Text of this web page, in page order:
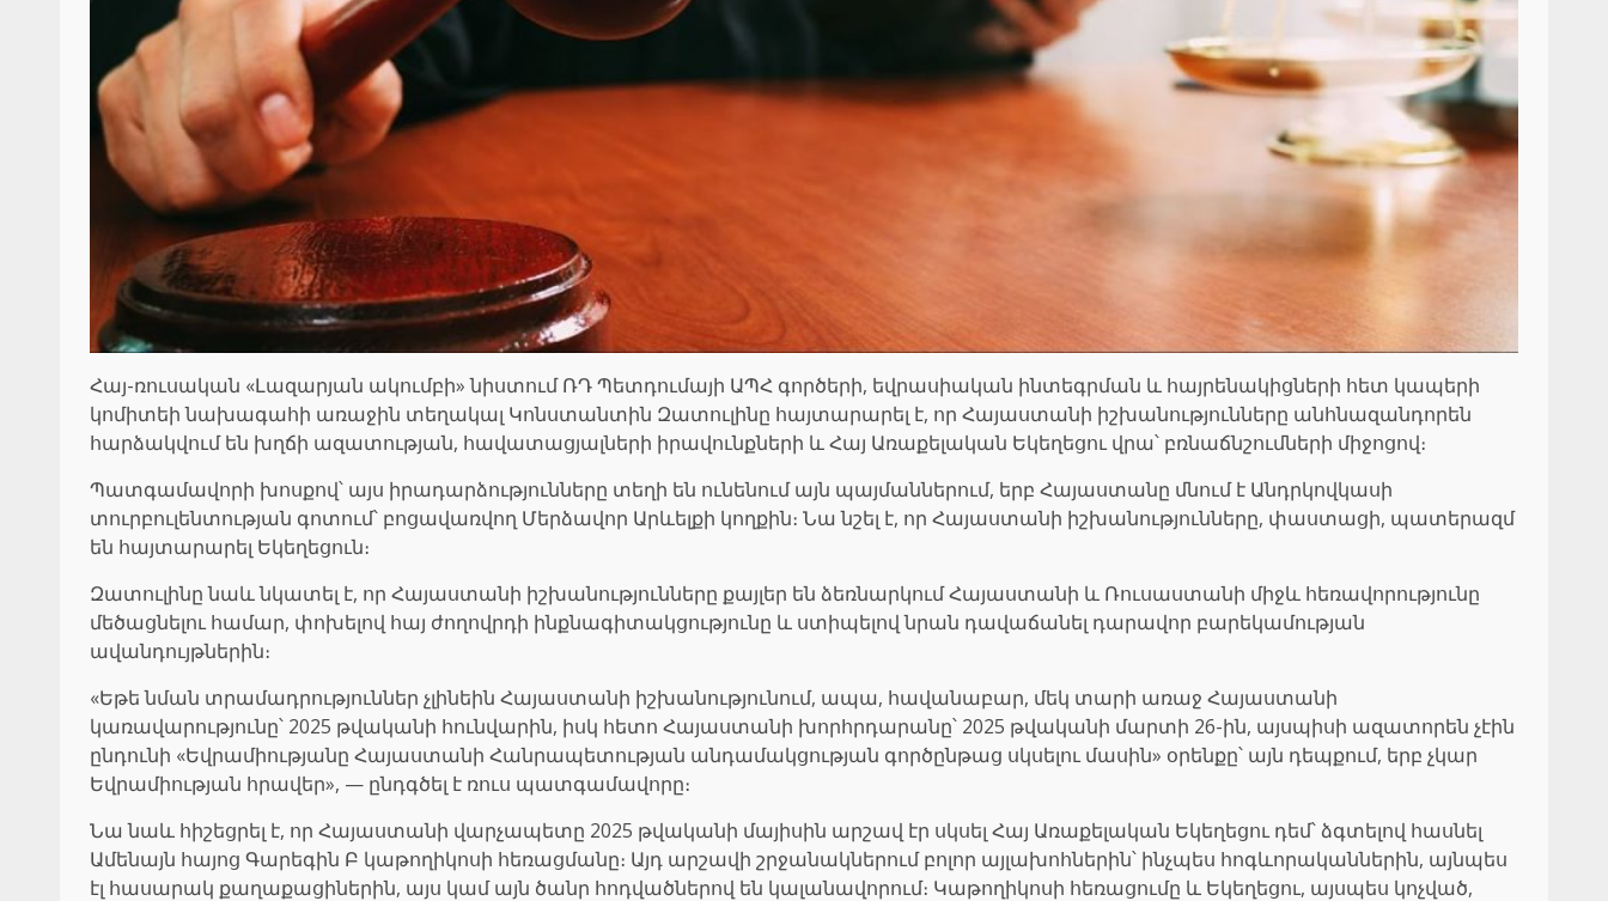
Հայ-ռուսական «Լազարյան ակումբի» նիստում ՌԴ Պետդումայի ԱՊՀ գործերի, եվրասիական ինտեգրման և հայրենակիցների հետ կապերի
կոմիտեի նախագահի առաջին տեղակալ Կոնստանտին Զատուլինը հայտարարել է, որ Հայաստանի իշխանությունները անհնազանդորեն
հարձակվում են խղճի ազատության, հավատացյալների իրավունքների և Հայ Առաքելական Եկեղեցու վրա՝ բռնաճնշումների միջոցով։
Պատգամավորի խոսքով՝ այս իրադարձությունները տեղի են ունենում այն պայմաններում, երբ Հայաստանը մնում է Անդրկովկասի
տուրբուլենտության գոտում՝ բոցավառվող Մերձավոր Արևելքի կողքին։ Նա նշել է, որ Հայաստանի իշխանությունները, փաստացի, պատերազմ
են հայտարարել Եկեղեցուն։
Զատուլինը նաև նկատել է, որ Հայաստանի իշխանությունները քայլեր են ձեռնարկում Հայաստանի և Ռուսաստանի միջև հեռավորությունը
մեծացնելու համար, փոխելով հայ ժողովրդի ինքնագիտակցությունը և ստիպելով նրան դավաճանել դարավոր բարեկամության
ավանդույթներին։
«Եթե նման տրամադրություններ չլինեին Հայաստանի իշխանությունում, ապա, հավանաբար, մեկ տարի առաջ Հայաստանի
կառավարությունը՝ 2025 թվականի հունվարին, իսկ հետո Հայաստանի խորհրդարանը՝ 2025 թվականի մարտի 26-ին, այսպիսի ազատորեն չէին
ընդունի «Եվրամիությանը Հայաստանի Հանրապետության անդամակցության գործընթաց սկսելու մասին» օրենքը՝ այն դեպքում, երբ չկար
Եվրամիության հրավեր», — ընդգծել է ռուս պատգամավորը։
Նա նաև հիշեցրել է, որ Հայաստանի վարչապետը 2025 թվականի մայիսին արշավ էր սկսել Հայ Առաքելական Եկեղեցու դեմ՝ ձգտելով հասնել
Ամենայն հայոց Գարեգին Բ կաթողիկոսի հեռացմանը։ Այդ արշավի շրջանակներում բոլոր այլախոհներին՝ ինչպես հոգևորականներին, այնպես
էլ հասարակ քաղաքացիներին, այս կամ այն ծանր հոդվածներով են կալանավորում։ Կաթողիկոսի հեռացումը և Եկեղեցու, այսպես կոչված,